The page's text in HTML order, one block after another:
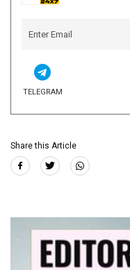
TELEGRAM
Share this Article